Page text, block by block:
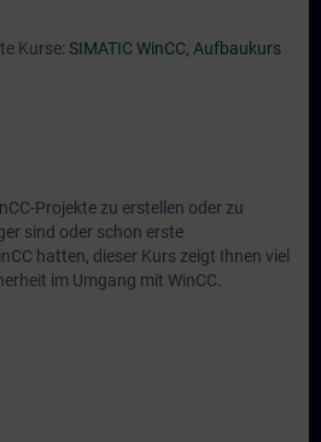
Kurse: SIMATIC WinCC, Aufbaukurs
Projekte zu erstellen oder zu
sind oder schon erste
hatten, dieser Kurs zeigt Ihnen viel
im Umgang mit WinCC.